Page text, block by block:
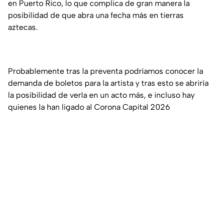
en Puerto Rico, lo que complica de gran manera la
posibilidad de que abra una fecha más en tierras
aztecas.
Probablemente tras la preventa podríamos conocer la
demanda de boletos para la artista y tras esto se abriría
la posibilidad de verla en un acto más, e incluso hay
quienes la han ligado al Corona Capital 2026